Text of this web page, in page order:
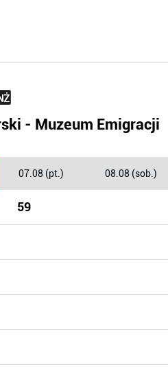
- Muzeum Emigracji
07.08 (pt.) 08.08 (sob.)
59